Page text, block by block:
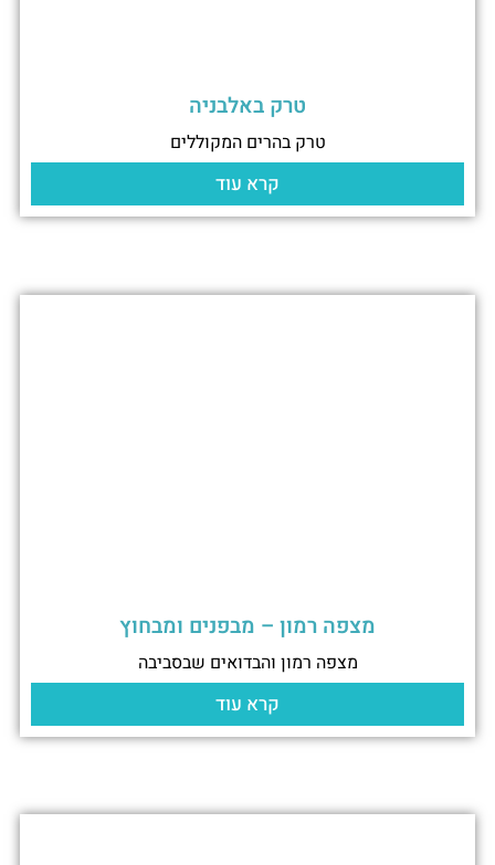
טרק באלבניה
טרק בהרים המקוללים
קרא עוד
מצפה רמון – מבפנים ומבחוץ
מצפה רמון והבדואים שבסביבה
קרא עוד